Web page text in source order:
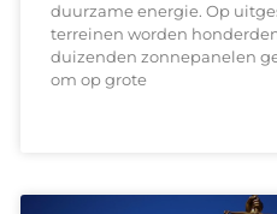
duurzame energie. Op
terreinen worden
duizenden zonnepanelen
om op grote